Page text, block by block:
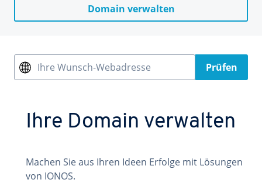
Domain verwalten
Ihre Wunsch-Webadresse Prüfen
Ihre Domain verwalten
Machen Sie aus Ihren Ideen Erfolge mit Lösungen
von IONOS.